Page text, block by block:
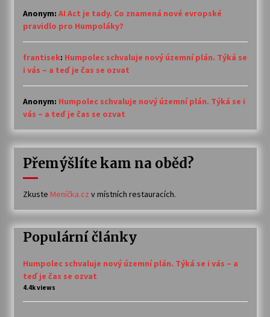
Anonym: AI Act je tady. Co znamená nové evropské
pravidlo pro Humpoláky?
frantisek: Humpolec schvaluje nový územní plán. Týká se
i vás – a teď je čas se ozvat
Anonym: Humpolec schvaluje nový územní plán. Týká se i
vás – a teď je čas se ozvat
Přemýšlíte kam na oběd?
Zkuste Meníčka.cz v místních restauracích.
Populární články
Humpolec schvaluje nový územní plán. Týká se i vás – a
teď je čas se ozvat
4.4k views